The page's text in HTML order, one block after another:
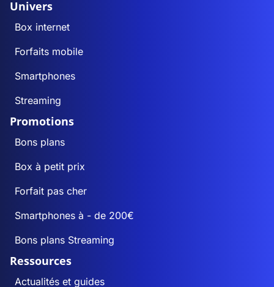
Univers
Box internet
Forfaits mobile
Smartphones
Streaming
Promotions
Bons plans
Box à petit prix
Forfait pas cher
Smartphones à - de 200€
Bons plans Streaming
Ressources
Actualités et guides